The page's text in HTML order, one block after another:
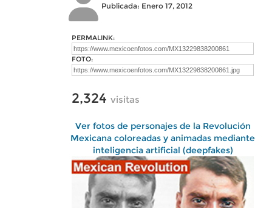
Publicada: Enero 17, 2012
PERMALINK:
FOTO:
2,324 visitas
Ver fotos de personajes de la Revolución
Mexicana coloreadas y animadas mediante
inteligencia artificial (deepfakes)